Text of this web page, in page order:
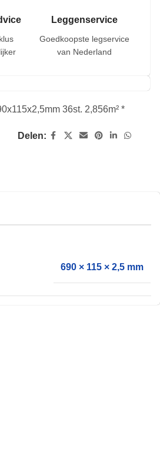
Leggenservice
Goedkoopste legservice
van Nederland
36st. 2,856m² *
Delen:
690 × 115 × 2,5 mm